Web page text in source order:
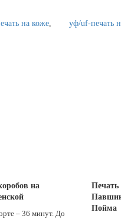
на коже уф/uf-печать
на
– 36 минут. До
Печать
Пойма